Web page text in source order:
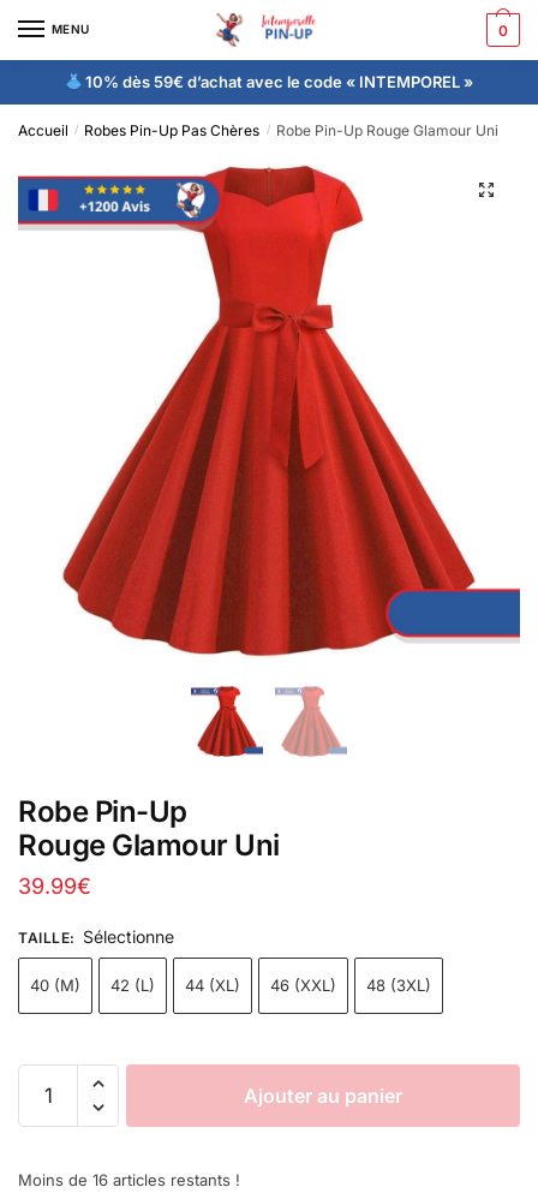
MENU 0
10% dès 59€ d’achat avec le code « INTEMPOREL »
Accueil / Robes Pin-Up Pas Chères / Robe Pin-Up Rouge Glamour Uni
Robe Pin-Up
Rouge Glamour Uni
39.99€
TAILLE: Sélectionne
40 (M) 42 (L) 44 (XL) 46 (XXL) 48 (3XL)
Ajouter au panier
Moins de 16 articles restants !